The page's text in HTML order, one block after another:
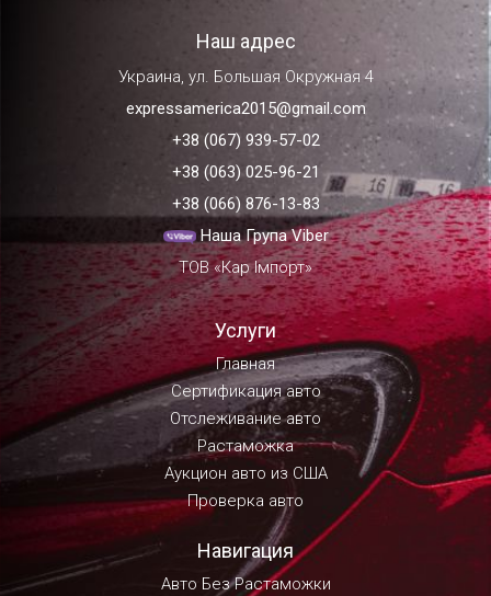
Наш адрес
Украина, ул. Большая Окружная 4
expressamerica2015@gmail.com
+38 (067) 939-57-02
+38 (063) 025-96-21
+38 (066) 876-13-83
Наша Група Viber
ТОВ «Кар Імпорт»
Услуги
Главная
Сертификация авто
Отслеживание авто
Растаможка
Аукцион авто из США
Проверка авто
Навигация
Авто Без Растаможки